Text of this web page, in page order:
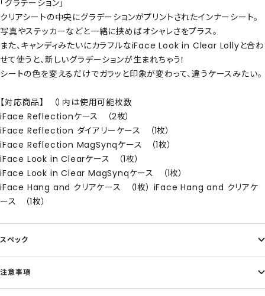
「グラデーション」
クリアシートの中央にグラデーションがプリントされたインナーシート。
写真やステッカーなどと一緒に挟めばオシャレさをプラス。
また、キャンディみたいにカラフルなiFace Look in Clear Lollyと合わ
せて使うと、新しいグラデーションが生まれちゃう！
シートの色を変えるだけでガラッと印象が変わって、違うケースみたい。
【対応商品】 （）内は使用可能枚数
iFace Reflectionケース （2枚）
iFace Reflection ダイアリーケース （1枚）
iFace Reflection MagSynqケース （1枚）
iFace Look in Clearケース （1枚）
iFace Look in Clear MagSynqケース （1枚）
iFace Hang and クリアケース （1枚） iFace Hang and クリアケ
ース （1枚）
スペック
注意事項